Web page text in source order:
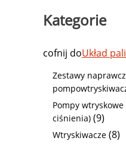
Kategorie
cofnij doUkład
Zestawy
Pompy wtryskowe
ciśnienia) (9)
Wtryskiwacze (8)